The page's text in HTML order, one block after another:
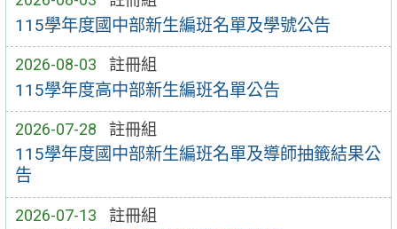
115學年度國中部新生編班名單及學號公告
2026-08-03 註冊組
115學年度高中部新生編班名單公告
2026-07-28 註冊組
115學年度國中部新生編班名單及導師抽籤結果公
告
2026-07-13 註冊組